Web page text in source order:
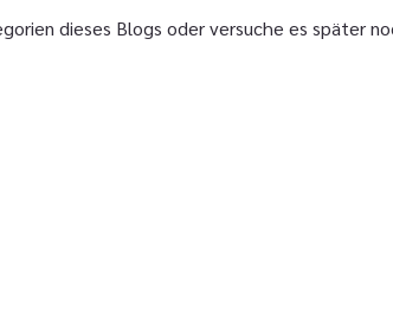
dieses Blogs oder versuche es später